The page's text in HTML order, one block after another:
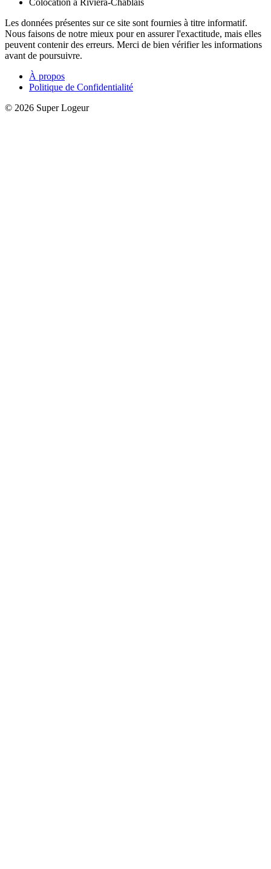
Les données présentes sur ce site sont fournies à titre informatif.
Nous faisons de notre mieux pour en assurer l'exactitude, mais elles
peuvent contenir des erreurs. Merci de bien vérifier les informations
avant de poursuivre.
À propos
Politique de Confidentialité
© 2026 Super Logeur